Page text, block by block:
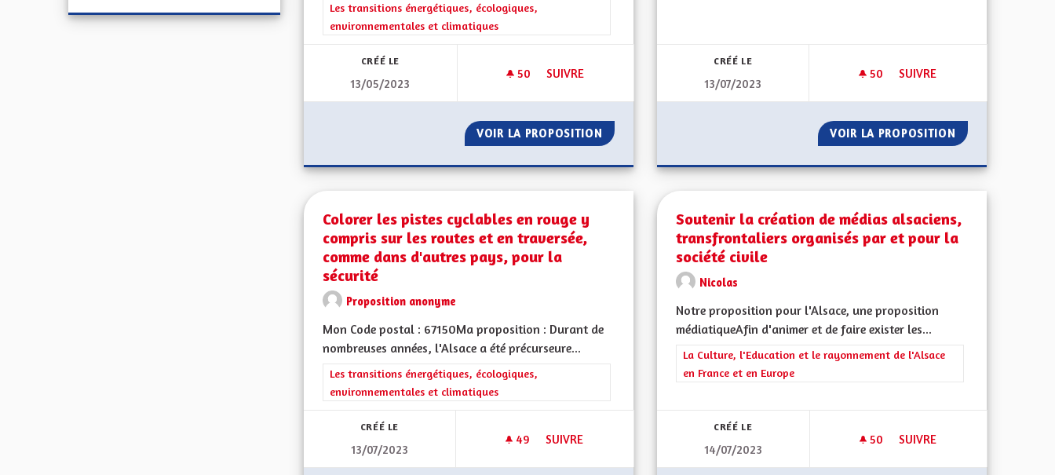
Filtrer les résultats de la catégorie : Les transitions énergétiques, écologiques, environnementales et climatiques
Les transitions énergétiques, écologiques,
environnementales et climatiques
CRÉÉ LE
13/05/2023
50 50 ABONNÉS
SUIVRE
UN ENVIRONNEMENT SAIN ET UNE GRANDE QUALITÉ DE VIE
VOIR LA PROPOSITION UN ENVIRONNEMENT SAIN ET UNE GRANDE QUALITÉ DE VIE
CRÉÉ LE
13/07/2023
50 50 ABONNÉS
SUIVRE
VOIR LA PROPOSITION GESTION DE
Colorer les pistes cyclables en rouge y
compris sur les routes et en traversée,
comme dans d'autres pays, pour la
sécurité
Proposition anonyme
Mon Code postal : 67150Ma proposition : Durant de
nombreuses années, l'Alsace a été précurseure...
Filtrer les résultats de la catégorie : Les transitions énergétiques, écologiques, environnementales et climatiques
Les transitions énergétiques, écologiques,
environnementales et climatiques
CRÉÉ LE
13/07/2023
49 49 ABONNÉS
SUIVRE
COLORER LES PISTES CYCLABLES EN ROUGE Y COMPRIS SUR LES ROUTES ET EN TRAVERSÉE,
Soutenir la création de médias alsaciens,
transfrontaliers organisés par et pour la
société civile
Nicolas
Notre proposition pour l'Alsace, une proposition
médiatiqueAfin d'animer et de faire exister les...
Filtrer les résultats de la catégorie : La Culture, l'Education et le
La Culture, l'Education et le rayonnement de l'Alsace
en France et en Europe
CRÉÉ LE
14/07/2023
50 50 ABONNÉS
SUIVRE